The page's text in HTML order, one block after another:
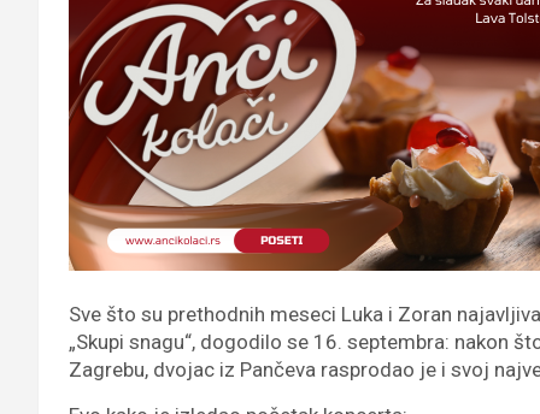
Sve što su prethodnih meseci Luka i Zoran
„Skupi snagu“, dogodilo se 16. septembra: nakon
Zagrebu, dvojac iz Pančeva rasprodao je i svoj